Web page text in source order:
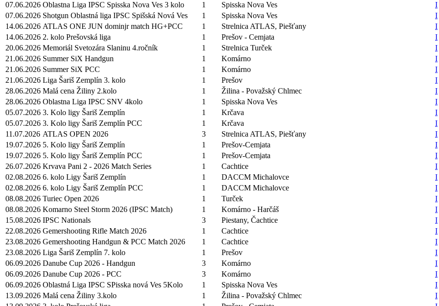
07.06.2026 Oblastna Liga IPSC Spisska Nova Ves 3 kolo 1 Spisska Nova Ves
I
07.06.2026 Shotgun Oblastná liga IPSC Spišská Nová Ves 1 Spisska Nova Ves
I
14.06.2026 ATLAS ONE JUN dominjr match HG+PCC 1 Strelnica ATLAS, Piešťany
I
14.06.2026 2. kolo Prešovská liga 1 Prešov - Cemjata
I
20.06.2026 Memoriál Svetozára Slaninu 4.ročník 1 Strelnica Turček
I
21.06.2026 Summer SiX Handgun 1 Komárno
I
21.06.2026 Summer SiX PCC 1 Komárno
I
21.06.2026 Liga Šariš Zemplín 3. kolo 1 Prešov
I
28.06.2026 Malá cena Žiliny 2.kolo 1 Žilina - Považský Chlmec
I
28.06.2026 Oblastna Liga IPSC SNV 4kolo 1 Spisska Nova Ves
I
05.07.2026 3. Kolo ligy Šariš Zemplín 1 Krčava
I
05.07.2026 3. Kolo ligy Šariš Zemplín PCC 1 Krčava
I
11.07.2026 ATLAS OPEN 2026 3 Strelnica ATLAS, Piešťany
I
19.07.2026 5. Kolo ligy Šariš Zemplín 1 Prešov-Cemjata
I
19.07.2026 5. Kolo ligy Šariš Zemplín PCC 1 Prešov-Cemjata
I
26.07.2026 Krvava Pani 2 - 2026 Match Series 1 Cachtice
I
02.08.2026 6. kolo Ligy Šariš Zemplín 1 DACCM Michalovce
I
02.08.2026 6. kolo Ligy Šariš Zemplín PCC 1 DACCM Michalovce
I
08.08.2026 Turiec Open 2026 1 Turček
I
08.08.2026 Komarno Steel Storm 2026 (IPSC Match) 1 Komárno - Harčáš
I
15.08.2026 IPSC Nationals 3 Piestany, Čachtice
I
22.08.2026 Gemershooting Rifle Match 2026 1 Cachtice
I
23.08.2026 Gemershooting Handgun & PCC Match 2026 1 Cachtice
I
23.08.2026 Liga Šariš Zemplín 7. kolo 1 Prešov
I
06.09.2026 Danube Cup 2026 - Handgun 3 Komárno
I
06.09.2026 Danube Cup 2026 - PCC 3 Komárno
I
06.09.2026 Oblastná Liga IPSC SPisska nová Ves 5Kolo 1 Spisska Nova Ves
I
13.09.2026 Malá cena Žiliny 3.kolo 1 Žilina - Považský Chlmec
I